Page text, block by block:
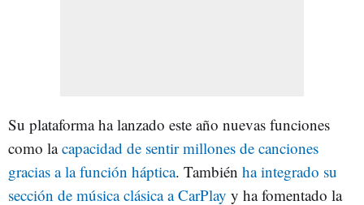
Su plataforma ha lanzado este año nuevas funciones
como lacapacidad de sentir millones de canciones
gracias a la función háptica. También ha integrado su
sección de música clásica a CarPlay y ha fomentado la